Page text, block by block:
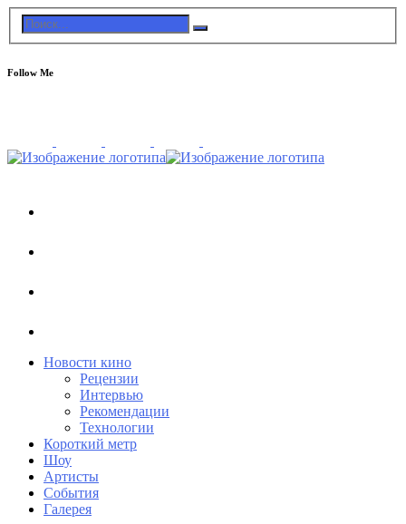
Follow Me
Новости кино
Рецензии
Интервью
Рекомендации
Технологии
Короткий метр
Шоу
Артисты
События
Галерея